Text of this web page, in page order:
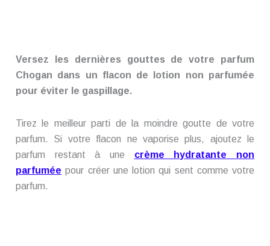
Versez les dernières gouttes de votre parfum
Chogan dans un flacon de lotion non parfumée
pour éviter le gaspillage.
Tirez le meilleur parti de la moindre goutte de votre
parfum. Si votre flacon ne vaporise plus, ajoutez le
parfum restant à une crème hydratante non
parfumée pour créer une lotion qui sent comme votre
parfum.